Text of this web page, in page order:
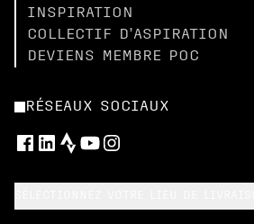
INSPIRATION
COLLECTIF D’ASPIRATION
DEVIENS MEMBRE POC
RÉSEAUX SOCIAUX